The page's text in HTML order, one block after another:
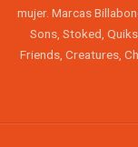
mujer. Marcas
Sons, Stoked,
Friends, Creatures,